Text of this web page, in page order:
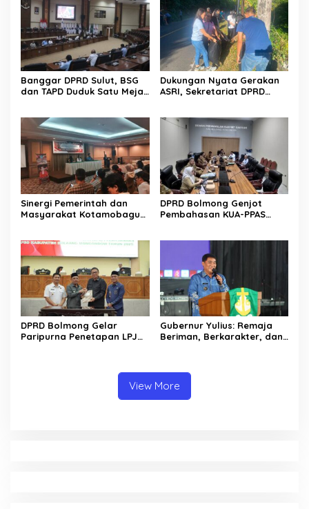
Banggar DPRD Sulut, BSG
dan TAPD Duduk Satu Meja.
Dukungan Nyata Gerakan
ASRI, Sekretariat DPRD
Sinergi Pemerintah dan
Masyarakat Kotamobagu
DPRD Bolmong Genjot
Pembahasan KUA-PPAS
DPRD Bolmong Gelar
Paripurna Penetapan LPJ
Gubernur Yulius: Remaja
Beriman, Berkarakter, dan
View More